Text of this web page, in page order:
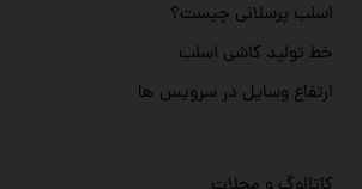
اسلب پرسلانی چیست؟
خط تولید کاشی اسلب
ارتفاع وسایل در سرویس ها